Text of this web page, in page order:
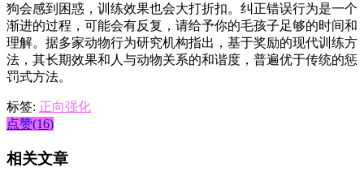
狗会感到困惑，训练效果也会大打折扣。纠正错误行为是一个
渐进的过程，可能会有反复，请给予你的毛孩子足够的时间和
理解。据多家动物行为研究机构指出，基于奖励的现代训练方
法，其长期效果和人与动物关系的和谐度，普遍优于传统的惩
罚式方法。
标签: 正向强化
点赞(16)
相关文章